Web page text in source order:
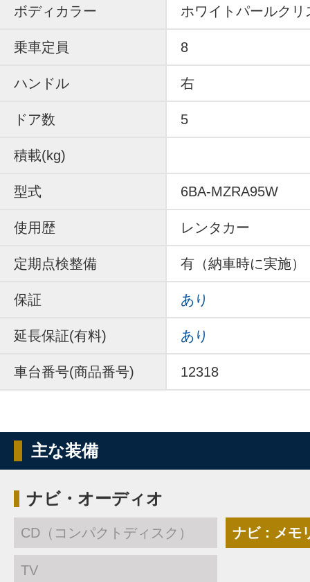
ボディカラー ホワイトパールク
乗車定員 8
ハンドル 右
ドア数 5
積載(kg)
型式 6BA-MZRA95W
使用歴 レンタカー
定期点検整備 有（納車時に実施）
保証 あり
延長保証(有料) あり
車台番号(商品番号) 12318
主な装備
ナビ・オーディオ
CD（コンパクトディスク） ナビ：メモ
TV